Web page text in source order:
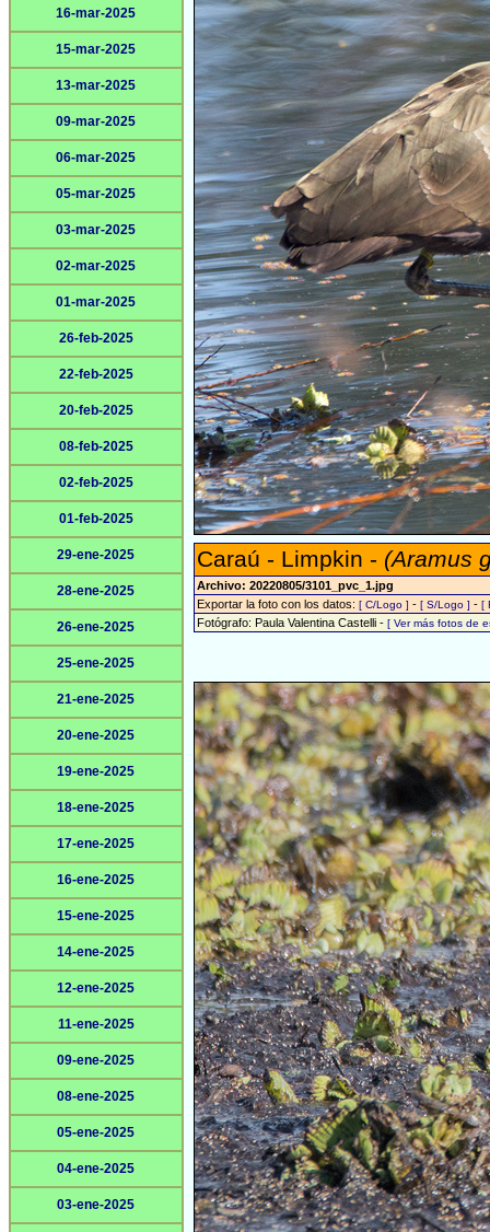
16-mar-2025
15-mar-2025
13-mar-2025
09-mar-2025
06-mar-2025
05-mar-2025
03-mar-2025
02-mar-2025
01-mar-2025
26-feb-2025
22-feb-2025
20-feb-2025
08-feb-2025
02-feb-2025
01-feb-2025
29-ene-2025
28-ene-2025
26-ene-2025
25-ene-2025
21-ene-2025
20-ene-2025
19-ene-2025
18-ene-2025
17-ene-2025
16-ene-2025
15-ene-2025
14-ene-2025
12-ene-2025
11-ene-2025
09-ene-2025
08-ene-2025
05-ene-2025
04-ene-2025
03-ene-2025
Caraú - Limpkin - (Aramus
Archivo: 20220805/3101_pvc_1.jpg
Exportar la foto con los datos: [ C/Logo ] - [ S/Logo ] - [
Fotógrafo: Paula Valentina Castelli - [ Ver más fotos de